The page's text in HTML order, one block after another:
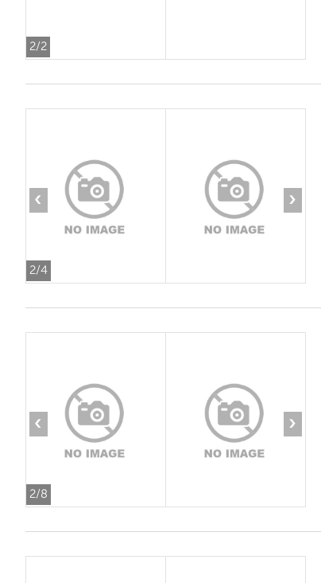
2/2
2/4
‹ ›
2/8
‹ ›